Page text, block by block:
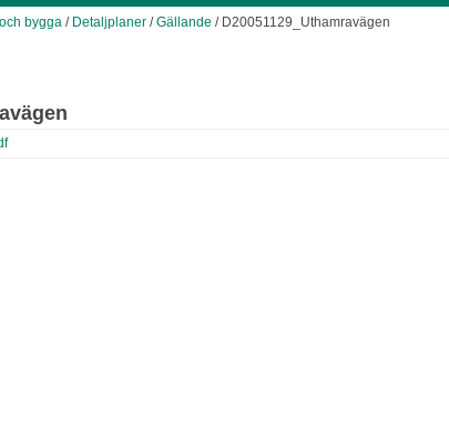
bygga / Detaljplaner /Gällande / D20051129_Uthamravägen